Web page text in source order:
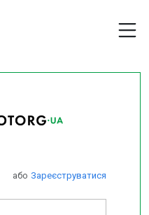
або Зареєструватися